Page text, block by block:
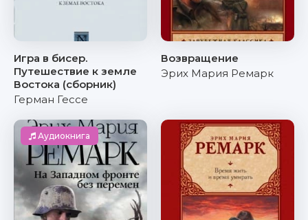
Игра в бисер.
Путешествие к земле
Востока (сборник)
Герман Гессе
Возвращение
Эрих Мария Ремарк
Аудиокнига